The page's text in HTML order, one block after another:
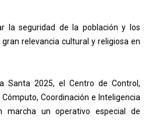
la seguridad de la población y los
relevancia cultural y religiosa en
Santa 2025, el Centro de Control,
Coordinación e Inteligencia
marcha un operativo especial de